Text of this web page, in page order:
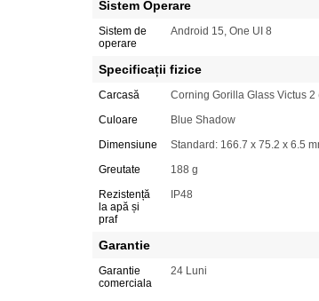
Sistem Operare
Sistem de
operare
Android 15, One UI 8
Specificații fizice
Carcasă
Corning Gorilla Glass Victus
Culoare
Blue Shadow
Dimensiune
Standard: 166.7 x 75.2 x 6.5
Greutate
188 g
Rezistență
la apă și
praf
IP48
Garantie
Garantie
comerciala
24 Luni